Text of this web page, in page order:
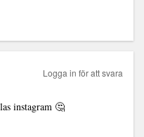
instagram 🤔
Logga in för att svara